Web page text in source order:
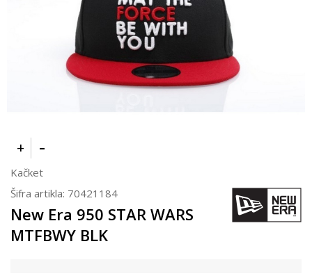
Kačket
Šifra artikla: 70421184
New Era 950 STAR WARS
MTFBWY BLK